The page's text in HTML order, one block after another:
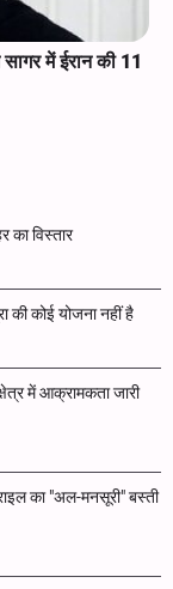
में ईरान की 11
का विस्तार
की कोई योजना नहीं है
में आक्रामकता जारी
का "अल-मनसूरी" बस्ती